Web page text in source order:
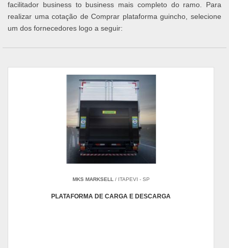
facilitador business to business mais completo do ramo. Para
realizar uma cotação de Comprar plataforma guincho, selecione
um dos fornecedores logo a seguir:
MKS MARKSELL / ITAPEVI - SP
PLATAFORMA DE CARGA E DESCARGA